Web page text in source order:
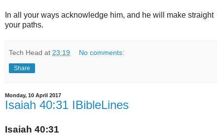
In all your ways acknowledge him, and he will make straight
your paths.
Tech Head at 23:19 No comments:
Share
Monday, 10 April 2017
Isaiah 40:31 IBibleLines
Isaiah 40:31